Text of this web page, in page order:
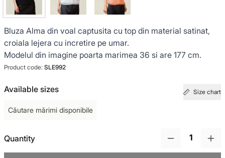
Bluza Alma din voal captusita cu top din material satinat,
croiala lejera cu incretire pe umar.
Modelul din imagine poarta marimea 36 si are 177 cm.
Product code: SLE992
Available sizes Size chart
Căutare mărimi disponibile
Quantity
NOUTĂȚI
PRODUSE DIN IN
GARDEROBA DE VACANTA
TOTUL DE LA -50%